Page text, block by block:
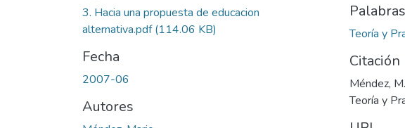
3. Hacia una propuesta de educacion
alternativa.pdf(114.06 KB)
Fecha
2007-06
Autores
Teoría y
Citación
Méndez,
Teoría y